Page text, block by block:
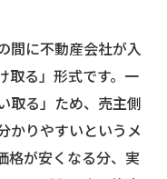
間に不動産会社が入
取る」形式です。一
取る」ため、売主側
かりやすいというメ
格が安くなる分、実